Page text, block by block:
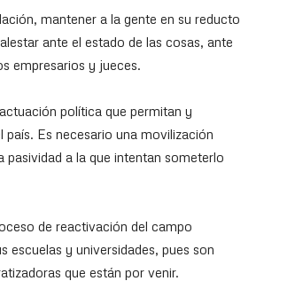
mantener a la gente en su reducto
ante el estado de las cosas, ante
empresarios y jueces.
política que permitan y
Es necesario una movilización
pasividad a la que intentan someterlo
de reactivación del campo
escuelas y universidades, pues son
que están por venir.